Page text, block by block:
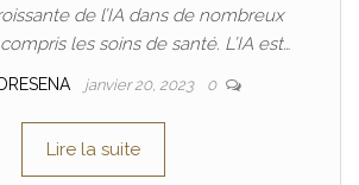
de l’IA dans de nombreux
les soins de santé. L’IA est…
janvier 20, 2023 0
Lire la suite